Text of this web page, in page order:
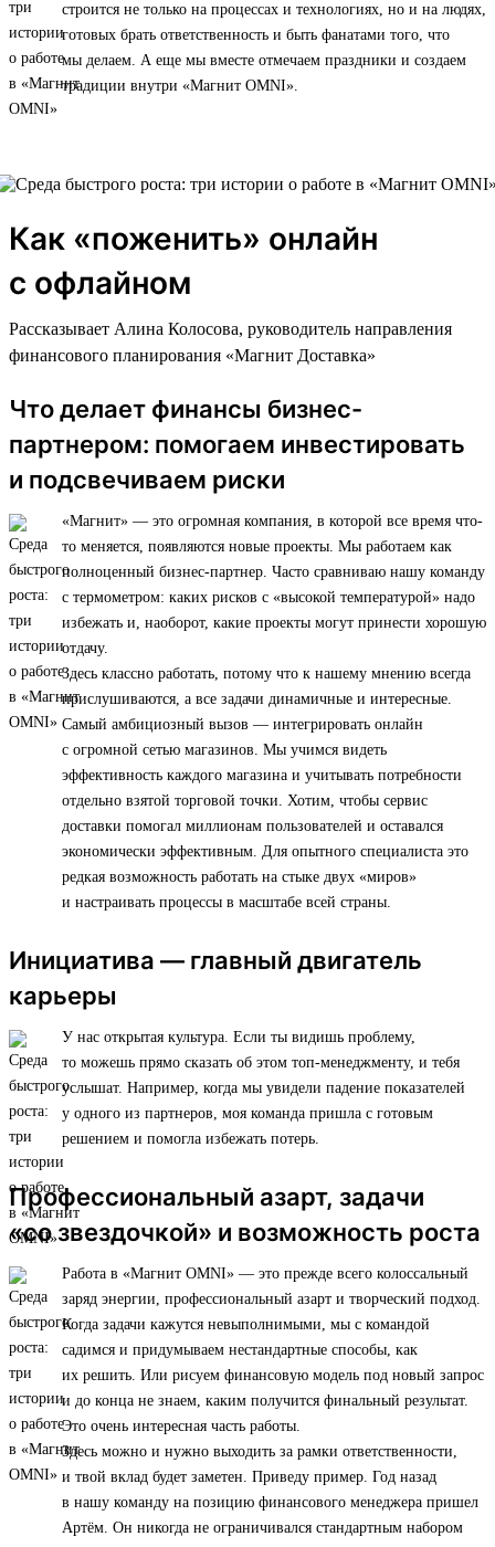
строится не только на процессах и технологиях, но и на людях,
готовых брать ответственность и быть фанатами того, что
мы делаем. А еще мы вместе отмечаем праздники и создаем
традиции внутри «Магнит OMNI».
Как «поженить» онлайн
с офлайном
Рассказывает Алина Колосова, руководитель направления
финансового планирования «Магнит Доставка»
Что делает финансы бизнес-
партнером: помогаем инвестировать
и подсвечиваем риски
«Магнит» — это огромная компания, в которой все время что-
то меняется, появляются новые проекты. Мы работаем как
полноценный бизнес-партнер. Часто сравниваю нашу команду
с термометром: каких рисков с «высокой температурой» надо
избежать и, наоборот, какие проекты могут принести хорошую
отдачу.
Здесь классно работать, потому что к нашему мнению всегда
прислушиваются, а все задачи динамичные и интересные.
Самый амбициозный вызов — интегрировать онлайн
с огромной сетью магазинов. Мы учимся видеть
эффективность каждого магазина и учитывать потребности
отдельно взятой торговой точки. Хотим, чтобы сервис
доставки помогал миллионам пользователей и оставался
экономически эффективным. Для опытного специалиста это
редкая возможность работать на стыке двух «миров»
и настраивать процессы в масштабе всей страны.
Инициатива — главный двигатель
карьеры
У нас открытая культура. Если ты видишь проблему,
то можешь прямо сказать об этом топ-менеджменту, и тебя
услышат. Например, когда мы увидели падение показателей
у одного из партнеров, моя команда пришла с готовым
решением и помогла избежать потерь.
Профессиональный азарт, задачи
«со звездочкой» и возможность роста
Работа в «Магнит OMNI» — это прежде всего колоссальный
заряд энергии, профессиональный азарт и творческий подход.
Когда задачи кажутся невыполнимыми, мы с командой
садимся и придумываем нестандартные способы, как
их решить. Или рисуем финансовую модель под новый запрос
и до конца не знаем, каким получится финальный результат.
Это очень интересная часть работы.
Здесь можно и нужно выходить за рамки ответственности,
и твой вклад будет заметен. Приведу пример. Год назад
в нашу команду на позицию финансового менеджера пришел
Артём. Он никогда не ограничивался стандартным набором